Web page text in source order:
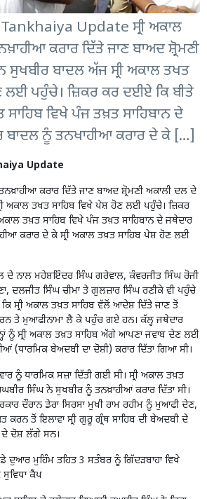
Update ਸ੍ਰੀ ਅਕਾਲ
ਕਰਾਰ ਦਿੱਤੇ ਜਾਣ ਬਾਅਦ ਸ਼੍ਰੋਮਣੀ
ਸੁਖਬੀਰ ਬਾਦਲ ਅੱਜ ਸ੍ਰੀ ਅਕਾਲ ਤਖਤ
ਲਈ ਪਹੁੰਚੇ। ਜ਼ਿਕਰ ਕਰ ਦਈਏ ਕਿ ਬੀਤੇ
ਸਾਹਿਬ ਵਿਖੇ ਪੰਜ ਤਖ਼ਤ ਸਾਹਿਬਾਨ ਦੇ
ਬਾਦਲ ਨੂੰ ਤਨਖਾਹੀਆ ਕਰਾਰ ਦੇ ਕੇ […]
Update
ਕਰਾਰ ਦਿੱਤੇ ਜਾਣ ਬਾਅਦ ਸ਼੍ਰੋਮਣੀ ਅਕਾਲੀ ਦਲ ਦੇ
ਅਕਾਲ ਤਖਤ ਸਾਹਿਬ ਵਿਖੇ ਪੇਸ਼ ਹੋਣ ਲਈ ਪਹੁੰਚੇ। ਜ਼ਿਕਰ
ਤਖ਼ਤ ਸਾਹਿਬ ਵਿਖੇ ਪੰਜ ਤਖ਼ਤ ਸਾਹਿਬਾਨ ਦੇ ਜਥੇਦਾਰ
ਕਰਾਰ ਦੇ ਕੇ ਸ੍ਰੀ ਅਕਾਲ ਤਖ਼ਤ ਸਾਹਿਬ ਪੇਸ਼ ਹੋਣ ਲਈ
ਦੇ ਨਾਲ ਮਹੇਸ਼ਇੰਦਰ ਸਿੰਘ ਗਰੇਵਾਲ, ਕੰਵਰਜੀਤ ਸਿੰਘ ਰੋਜੀ
ਦਲਜੀਤ ਸਿੰਘ ਚੀਮਾ ਤੇ ਗੁਲਜ਼ਾਰ ਸਿੰਘ ਰਣੀਕੇ ਵੀ ਪਹੁੰਚੇ
ਕਿ ਸ੍ਰੀ ਅਕਾਲ ਤਖ਼ਤ ਸਾਹਿਬ ਵੱਲੋਂ ਆਦੇਸ਼ ਦਿੱਤੇ ਜਾਣ ਤੋਂ
ਤੇ ਮੁਆਫੀਨਾਮਾ ਲੈ ਕੇ ਪਹੁੰਚ ਗਏ ਹਨ। ਕੱਲ੍ਹ ਜਥੇਦਾਰ
ਨੂੰ ਸ੍ਰੀ ਅਕਾਲ ਤਖ਼ਤ ਸਾਹਿਬ ਅੱਗੇ ਆਪਣਾ ਜਵਾਬ ਦੇਣ ਲਈ
(ਧਾਰਮਿਕ ਬੇਅਦਬੀ ਦਾ ਦੋਸ਼ੀ) ਕਰਾਰ ਦਿੱਤਾ ਗਿਆ ਸੀ।
ਨੂੰ ਧਾਰਮਿਕ ਸਜ਼ਾ ਦਿੱਤੀ ਗਈ ਸੀ। ਸ੍ਰੀ ਅਕਾਲ ਤਖ਼ਤ
ਸਿੰਘ ਨੇ ਸੁਖਬੀਰ ਨੂੰ ਤਨਖ਼ਾਹੀਆਂ ਕਰਾਰ ਦਿੱਤਾ ਸੀ।
ਦੌਰਾਨ ਡੇਰਾ ਸਿਰਸਾ ਮੁਖੀ ਰਾਮ ਰਹੀਮ ਨੂੰ ਮੁਆਫੀ ਦੇਣ,
ਕਰਨ ਤੋਂ ਇਲਾਵਾ ਸ੍ਰੀ ਗੁਰੂ ਗ੍ਰੰਥ ਸਾਹਿਬ ਦੀ ਬੇਅਦਬੀ ਦੇ
ਦੇ ਦੋਸ਼ ਲੱਗੇ ਸਨ।
ਦੁਆਰ ਮੁਹਿੰਮ ਤਹਿਤ 3 ਸਤੰਬਰ ਨੂੰ ਗਿੱਦੜਬਾਹਾ ਵਿਖੇ
ਕੈਂਪ